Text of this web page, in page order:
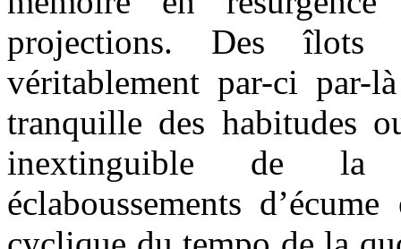
projections. Des îlots
véritablement par-ci par-
tranquille des habitudes
inextinguible de
éclaboussements